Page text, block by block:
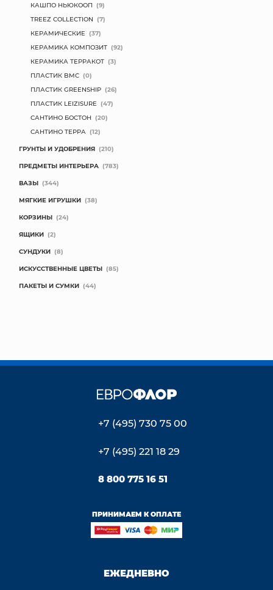
КАШПО НЬЮКООП (9)
TREEZ COLLECTION (7)
КЕРАМИЧЕСКИЕ (37)
КЕРАМИКА КОМПОЗИТ (92)
КЕРАМИКА ТЕРРАКОТ (3)
ПЛАСТИК BMC (0)
ПЛАСТИК GREENSHIP (26)
ПЛАСТИК LEIZISURE (47)
САНТИНО БОСТОН (20)
САНТИНО ТЕРРА (12)
ГРУНТЫ И УДОБРЕНИЯ (210)
ПРЕДМЕТЫ ИНТЕРЬЕРА (783)
ВАЗЫ (344)
МЯГКИЕ ИГРУШКИ (38)
КОРЗИНЫ (24)
ЯЩИКИ (2)
СУНДУКИ (8)
ИСКУССТВЕННЫЕ ЦВЕТЫ (85)
ПАКЕТЫ И СУМКИ (44)
+7 (495) 730 75 00
+7 (495) 221 18 29
8 800 775 16 51
ПРИНИМАЕМ К ОПЛАТЕ
ЕЖЕДНЕВНО